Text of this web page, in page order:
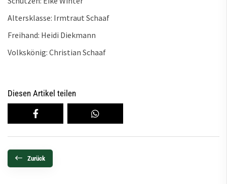
Altersklasse: Irmtraut Schaaf
Freihand: Heidi Diekmann
Volkskönig: Christian Schaaf
Diesen Artikel teilen
Zurück